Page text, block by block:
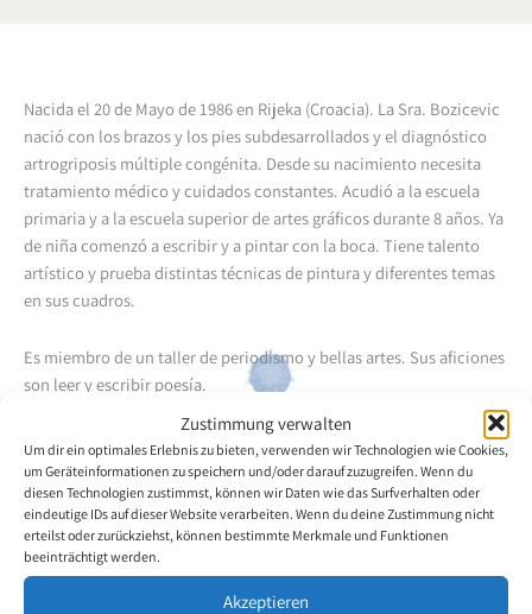
Zustimmung verwalten
Um dir ein optimales Erlebnis zu bieten, verwenden wir Technologien wie Cookies,
um Geräteinformationen zu speichern und/oder darauf zuzugreifen. Wenn du
diesen Technologien zustimmst, können wir Daten wie das Surfverhalten oder
eindeutige IDs auf dieser Website verarbeiten. Wenn du deine Zustimmung nicht
erteilst oder zurückziehst, können bestimmte Merkmale und Funktionen
beeinträchtigt werden.
Akzeptieren
Nacida el 20 de Mayo de 1986 en Rijeka (Croacia). La Sra. Bozicevic
nació con los brazos y los pies subdesarrollados y el diagnóstico
artrogriposis múltiple congénita. Desde su nacimiento necesita
tratamiento médico y cuidados constantes. Acudió a la escuela
primaria y a la escuela superior de artes gráficos durante 8 años. Ya
de niña comenzó a escribir y a pintar con la boca. Tiene talento
artístico y prueba distintas técnicas de pintura y diferentes temas
en sus cuadros.
Es miembro de un taller de periodismo y bellas artes. Sus aficiones
son leer y escribir poesía.
Volver a la descripción general del artista